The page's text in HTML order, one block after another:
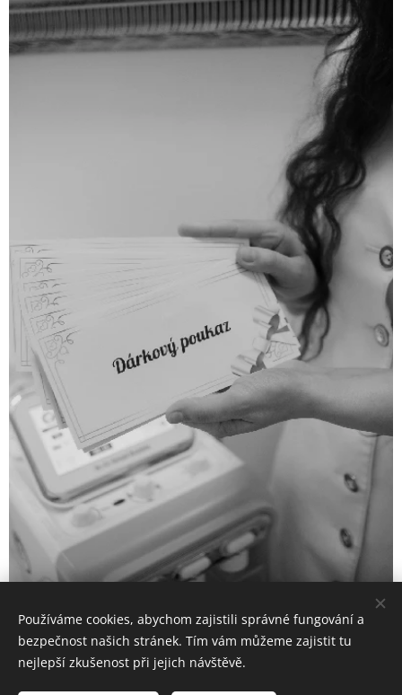
Provádím kosmetické ošetření obličeje luxusní kosmetikou GIGI a
Používáme cookies, abychom zajistili správné fungování a
bezpečnost našich stránek. Tím vám můžeme zajistit tu
nejlepší zkušenost při jejich návštěvě.